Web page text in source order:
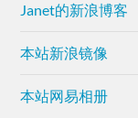
Janet的新浪博客
本站新浪镜像
本站网易相册